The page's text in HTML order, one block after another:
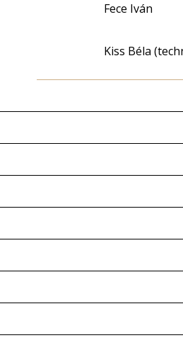
Fece Iván
Kiss Béla